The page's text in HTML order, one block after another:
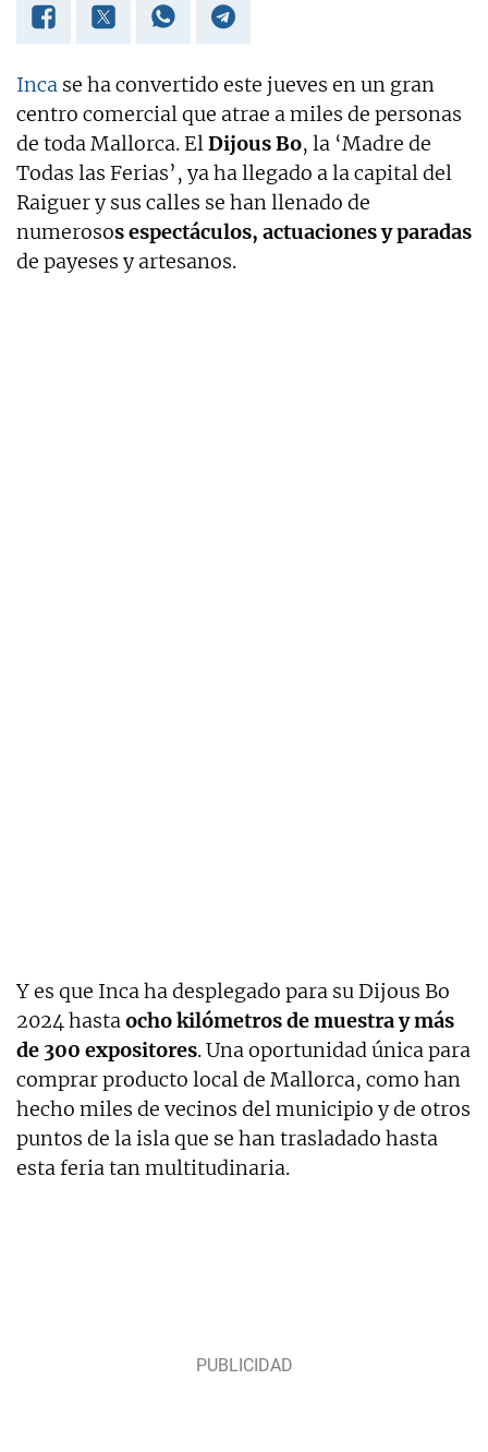
Inca se ha convertido este jueves en un gran
centro comercial que atrae a miles de personas
de toda Mallorca. ElDijous Bo, la ‘Madre de
Todas las Ferias’, ya ha llegado a la capital del
Raiguer y sus calles se han llenado de
numerosos espectáculos, actuaciones y paradas
de payeses y artesanos.
Y es que Inca ha desplegado para su Dijous Bo
2024 hastaocho kilómetros de muestra y más
de 300 expositores. Una oportunidad única para
comprar producto local de Mallorca, como han
hecho miles de vecinos del municipio y de otros
puntos de la isla que se han trasladado hasta
esta feria tan multitudinaria.